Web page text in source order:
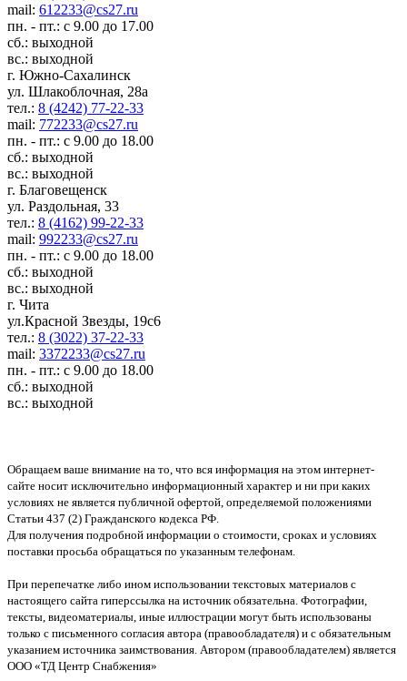
mail: 612233@cs27.ru
пн. - пт.: с 9.00 до 17.00
сб.: выходной
вс.: выходной
г. Южно-Сахалинск
ул. Шлакоблочная, 28а
тел.: 8 (4242) 77-22-33
mail: 772233@cs27.ru
пн. - пт.: с 9.00 до 18.00
сб.: выходной
вс.: выходной
г. Благовещенск
ул. Раздольная, 33
тел.: 8 (4162) 99-22-33
mail: 992233@cs27.ru
пн. - пт.: с 9.00 до 18.00
сб.: выходной
вс.: выходной
г. Чита
ул.Красной Звезды, 19с6
тел.: 8 (3022) 37-22-33
mail: 3372233@cs27.ru
пн. - пт.: с 9.00 до 18.00
сб.: выходной
вс.: выходной
Обращаем ваше внимание на то, что вся информация на этом интернет-
сайте носит исключительно информационный характер и ни при каких
условиях не является публичной офертой, определяемой положениями
Статьи 437 (2) Гражданского кодекса РФ.
Для получения подробной информации о стоимости, сроках и условиях
поставки просьба обращаться по указанным телефонам.
При перепечатке либо ином использовании текстовых материалов с
настоящего сайта гиперссылка на источник обязательна. Фотографии,
тексты, видеоматериалы, иные иллюстрации могут быть использованы
только с письменного согласия автора (правообладателя) и с обязательным
указанием источника заимствования. Автором (правообладателем) является
ООО «ТД Центр Снабжения»